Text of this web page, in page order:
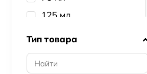
Creed
Hugo Boss
Estee Lauder
125 мл
90 мл
150 мл
Тип товара